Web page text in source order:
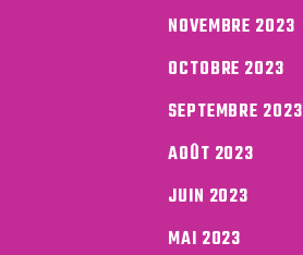
NOVEMBRE 2023
OCTOBRE 2023
SEPTEMBRE 2023
AOÛT 2023
JUIN 2023
MAI 2023